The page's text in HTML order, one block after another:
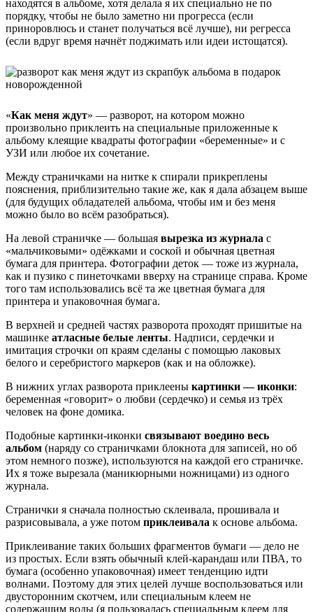
находятся в альбоме, хотя делала я их специально не по
порядку, чтобы не было заметно ни прогресса (если
приноровлюсь и станет получаться всё лучше), ни регресса
(если вдруг время начнёт поджимать или идеи истощатся).
«Как меня ждут» — разворот, на котором можно
произвольно приклеить на специальные приложенные к
альбому клеящие квадраты фотографии «беременные» и с
УЗИ или любое их сочетание.
Между страничками на нитке к спирали прикреплены
пояснения, приблизительно такие же, как я дала абзацем выше
(для будущих обладателей альбома, чтобы им и без меня
можно было во всём разобраться).
На левой страничке — большая вырезка из журнала с
«мальчиковыми» одёжками и соской и обычная цветная
бумага для принтера. Фотографии деток — тоже из журнала,
как и пузико с пинеточками вверху на странице справа. Кроме
того там использовались всё та же цветная бумага для
принтера и упаковочная бумага.
В верхней и средней частях разворота проходят пришитые на
машинке атласные белые ленты. Надписи, сердечки и
имитация строчки оп краям сделаны с помощью лаковых
белого и серебристого маркеров (как и на обложке).
В нижних углах разворота приклеены картинки — иконки:
беременная «говорит» о любви (сердечко) и семья из трёх
человек на фоне домика.
Подобные картинки-иконки связывают воедино весь
альбом (наряду со страничками блокнота для записей, но об
этом немного позже), используются на каждой его страничке.
Их я тоже вырезала (маникюрными ножницами) из одного
журнала.
Странички я сначала полностью склеивала, прошивала и
разрисовывала, а уже потом приклеивала к основе альбома.
Приклеивание таких больших фрагментов бумаги — дело не
из простых. Если взять обычный клей-карандаш или ПВА, то
бумага (особенно упаковочная) имеет тенденцию идти
волнами. Поэтому для этих целей лучше воспользоваться или
двусторонним скотчем, или специальным клеем не
содержащим воды (я пользовалась специальным клеем для